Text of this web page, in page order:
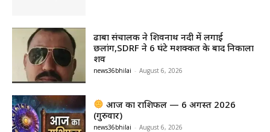
ढाबा संचालक ने शिवनाथ नदी में लगाई
छलांग,SDRF ने 6 घंटे मशक्कत के बाद निकाला
शव
news36bhilai - August 6, 2026
आज का राशिफल — 6 अगस्त 2026
(गुरुवार)
news36bhilai - August 6, 2026